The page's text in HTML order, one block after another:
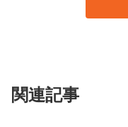
関連記事